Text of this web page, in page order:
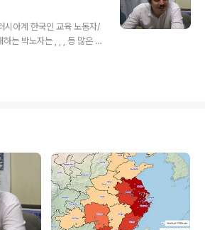
서라도 이것을 우크라이나
힌 태도를 보이고 있다. 물
자비하고, 이번에 러시아
가 아무리 끔찍해도, 이스
테러에는 못 미친다. 그러
시아계 한국인 교육 노동자/
하는 박노자는 , , , 등 많은 책
록 허락해 준 것에 정말 감
"의 관계이었지만, 동시에
없고 "관계"를 맺을 수밖에
아와 이스라엘의 "특수 관
"큰 그림"의 여러 가지 중요
습니다. 민족주의, 소련식